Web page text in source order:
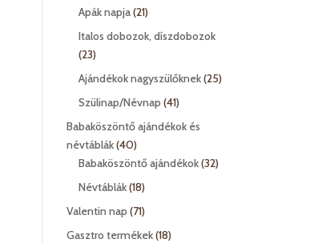
Apák napja 2121
termék
Italos dobozok, díszdobozok
2323
termék
Ajándékok nagyszülőknek 2525
Szülinap/Névnap 4141
termék
Babaköszöntő ajándékok és
névtáblák 4040
termék
Babaköszöntő ajándékok 3232
Névtáblák 1818
termék
Valentin nap 7171
termék
Gasztro termékek 1818